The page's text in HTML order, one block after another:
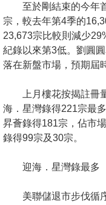
新
聞
數
佈
置
至於剛結束的今年首
宗，較去年第4季的
23,673宗比較則減少
紀錄以來第3低。劉圓
落在新盤市場，預期屆
上月樓花按揭註冊量
海．星灣錄得221宗最
昇薈錄得181宗，佔市
錄得99宗及30宗。
迎海．星灣錄最多
美聯儲退市步伐循序